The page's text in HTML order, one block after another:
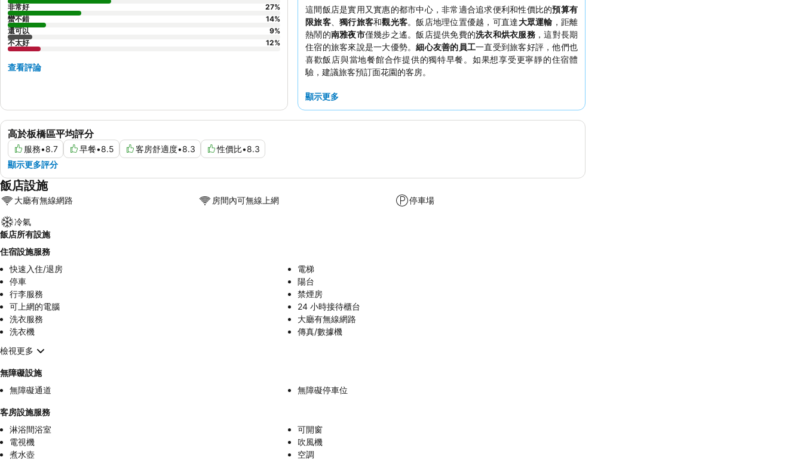
這間飯店是實用又實惠的都市中心，非常適合追求便利和性價比的預算有
限旅客、獨行旅客和觀光客。飯店地理位置優越，可直達大眾運輸 ，距離
熱鬧的南雅夜市僅幾步之遙。飯店提供免費的洗衣和烘衣服務 ，這對長期
住宿的旅客來說是一大優勢。細心友善的員工一直受到旅客好評，他們也
喜歡飯店與當地餐館合作提供的獨特早餐。如果想享受更寧靜的住宿體
驗，建議旅客預訂面花園的客房。
顯示更多
高於板橋區平均評分
服務•8.7 早餐•8.5 客房舒適度•8.3 性價比•8.3
顯示更多評分
非常好
27%
蠻不錯
14%
還可以
9%
不太好
12%
查看評論
飯店設施
大廳有無線網路 房間內可無線上網 停車場
冷氣
飯店所有設施
住宿設施服務
快速入住/退房
電梯
停車
陽台
行李服務
禁煙房
可上網的電腦
24 小時接待櫃台
洗衣服務
大廳有無線網路
洗衣機
傳真/數據機
檢視更多
無障礙設施
無障礙通道
無障礙停車位
客房設施服務
淋浴間浴室
可開窗
電視機
吹風機
煮水壺
空調